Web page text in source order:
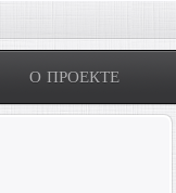
О ПРОЕКТЕ